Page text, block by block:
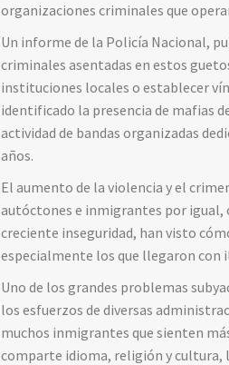
organizaciones criminales que
Un informe de la Policía Nacional,
criminales asentadas en estos
instituciones locales o establecer
identificado la presencia de mafias
actividad de bandas organizadas
años.
El aumento de la violencia y el
autóctones e inmigrantes por igual,
creciente inseguridad, han visto
especialmente los que llegaron con
Uno de los grandes problemas
los esfuerzos de diversas
muchos inmigrantes que sienten
comparte idioma, religión y cultura,